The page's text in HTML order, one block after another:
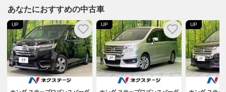
あなたにおすすめの中古車
UP UP UP